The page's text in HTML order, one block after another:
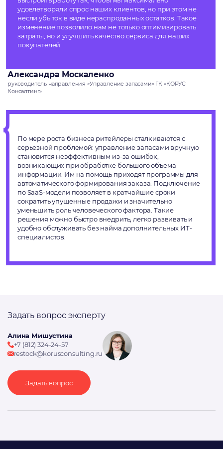
удовлетворяли спрос наших клиентов, но при этом не
несли убыток в виде нераспроданных остатков. Такое
изменение позволило нам не только оптимизировать
затраты, но и улучшить качество сервиса для наших
покупателей.
Александра Москаленко
руководитель направления «Управление запасами» ГК «КОРУС
Консалтинг»
По мере роста бизнеса ритейлеры сталкиваются с
серьезной проблемой: управление запасами вручную
становится неэффективным из-за ошибок,
возникающих при обработке большого объема
информации. Им на помощь приходят программы для
автоматического формирования заказа. Подключение
по SaaS-модели позволяет в кратчайшие сроки
сократить упущенные продажи и значительно
уменьшить роль человеческого фактора. Такие
решения можно быстро внедрить, легко развивать и
удобно обслуживать без найма дополнительных ИТ-
специалистов.
Задать вопрос эксперту
Алина Мишустина
+7 (812) 324-24-57
restock@korusconsulting.ru
Задать вопрос